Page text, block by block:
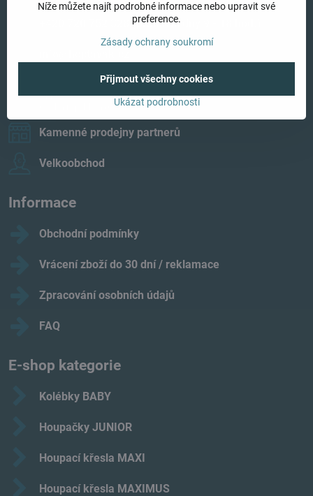
+420 720 752 328 (pracovní dny 9 - 18 hod​.)
Petra Holá - Hojdavak
Okrasná 114, 103 00 Praha 10 Benice
Česká republika (CZ)
Kamenné prodejny partnerů
Velkoobchod
Informace
Obchodní podmínky
Vrácení zboží do 30 dní / reklamace
Zpracování osobních údajů
FAQ
E-shop kategorie
Kolébky BABY
Houpačky JUNIOR
Houpací křesla MAXI
Houpací křesla MAXIMUS
Níže můžete najít podrobné informace nebo upravit své
preference.
Zásady ochrany soukromí
Ukázat podrobnosti
Přijmout všechny cookies